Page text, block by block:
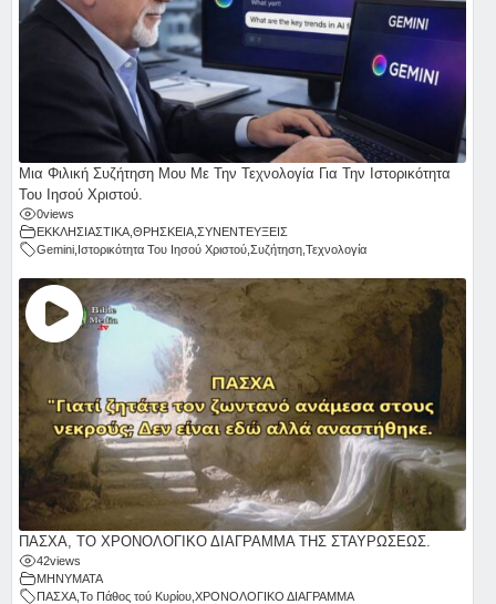
Μια Φιλική Συζήτηση Μου Με Την Τεχνολογία Για Την Ιστορικότητα
Του Ιησού Χριστού.
0views
ΕΚΚΛΗΣΙΑΣΤΙΚΑ,ΘΡΗΣΚΕΙΑ,ΣΥΝΕΝΤΕΥΞΕΙΣ
Gemini, Ιστορικότητα Του Ιησού Χριστού,Συζήτηση,Τεχνολογία
ΠΑΣΧΑ, ΤΟ ΧΡΟΝΟΛΟΓΙΚΟ ΔΙΑΓΡΑΜΜΑ ΤΗΣ ΣΤΑΥΡΩΣΕΩΣ.
42views
ΜΗΝΥΜΑΤΑ
ΠΑΣΧΑ Το Πάθος τού Κυρίου ΧΡΟΝΟΛΟΓΙΚΟ ΔΙΑΓΡΑΜΜΑ